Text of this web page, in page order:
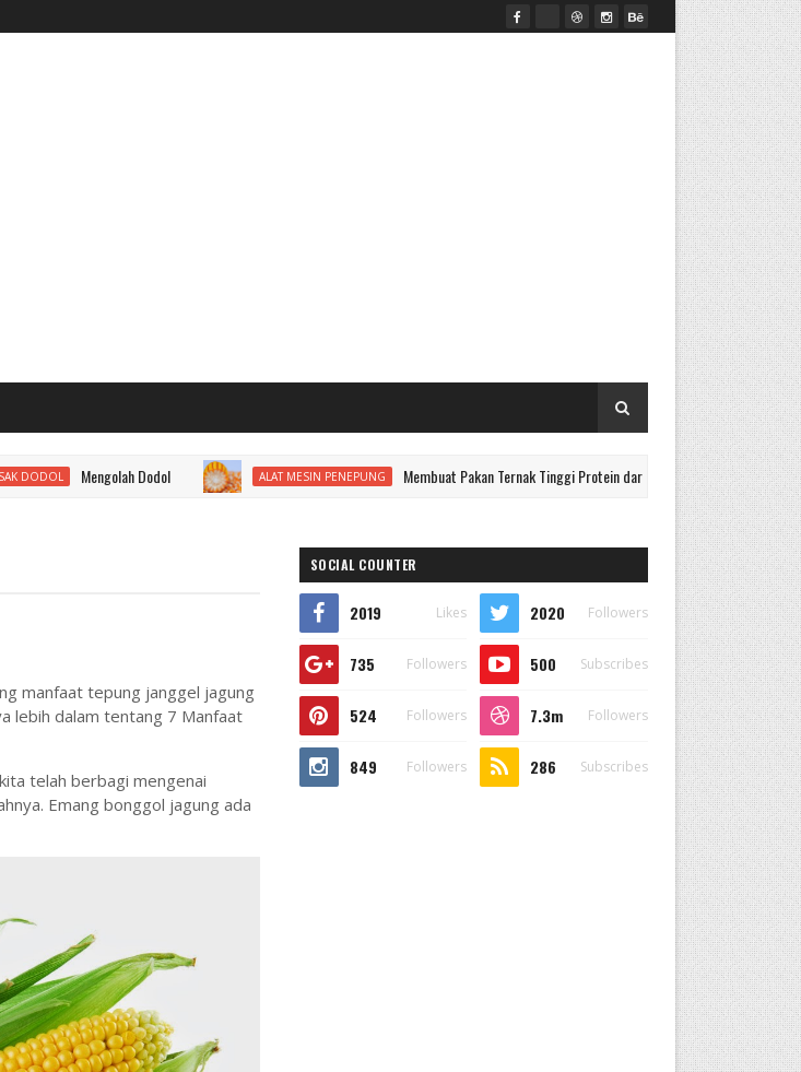
Mengolah Dodol ALAT MESIN PENEPUNG Membuat Pakan Ternak Tinggi Protein dari Jagung BUAH MARKISA
manfaat tepung janggel jagung
lebih dalam tentang 7 Manfaat
telah berbagi mengenai
Emang bonggol jagung ada
SOCIAL COUNTER
2019 Likes 2020 Followers
735 Followers 500 Subscribes
524 Followers 7.3m Followers
849 Followers 286 Subscribes